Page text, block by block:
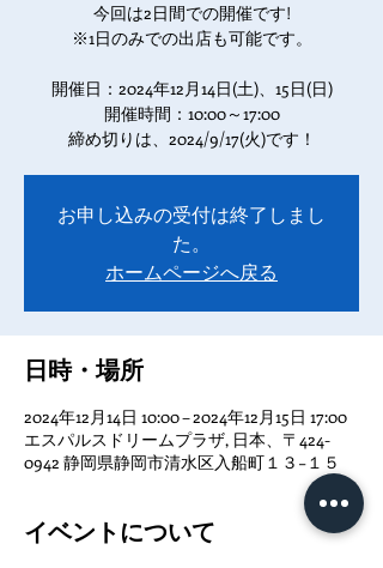
今回は2日間での開催です!
※1日のみでの出店も可能です。
開催日：2024年12月14日(土)、15日(日)
開催時間：10:00～17:00
締め切りは、2024/9/17(火)です！
お申し込みの受付は終了しまし
た。
ホームページへ戻る
日時・場所
2024年12月14日 10:00 – 2024年12月15日 17:00
エスパルスドリームプラザ, 日本、〒424-
0942 静岡県静岡市清水区入船町１３−１５
イベントについて